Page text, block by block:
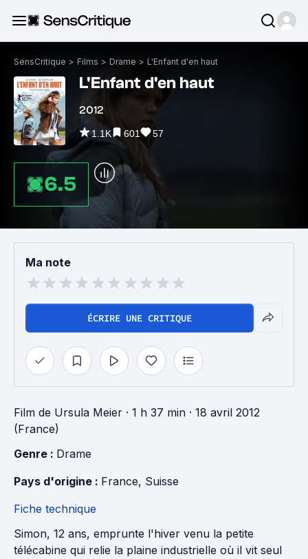
SensCritique > Films > Drame > L'Enfant d'en haut
L'Enfant d'en haut
2012
1.1K 601 57
6.5
Ma note
ÉCRIRE UNE CRITIQUE
Film de Ursula Meier · 1 h 37 min · 18 avril 2012
(France)
Genre : Drame
Pays d'origine : France, Suisse
Fiche technique
Simon, 12 ans, emprunte l'hiver venu la petite
télécabine qui relie la plaine industrielle où il vit seul